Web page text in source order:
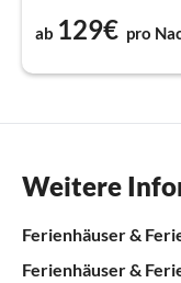
ab 129€ pro
Weitere
Ferienhäuser &
Ferienhäuser &